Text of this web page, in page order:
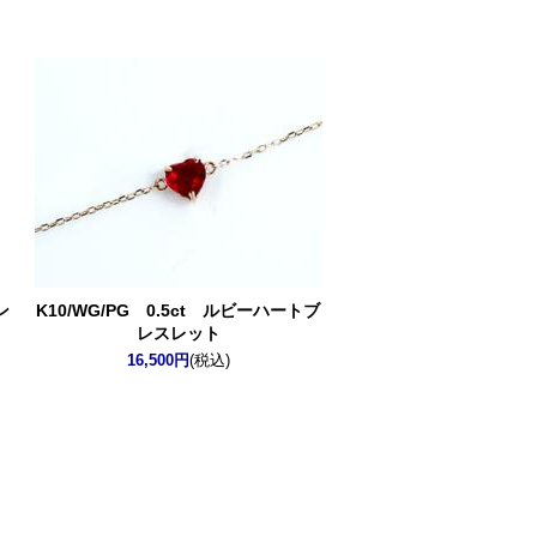
K10/WG/PG 0.5ct ルビーハートブ
レスレット
16,500円(税込)